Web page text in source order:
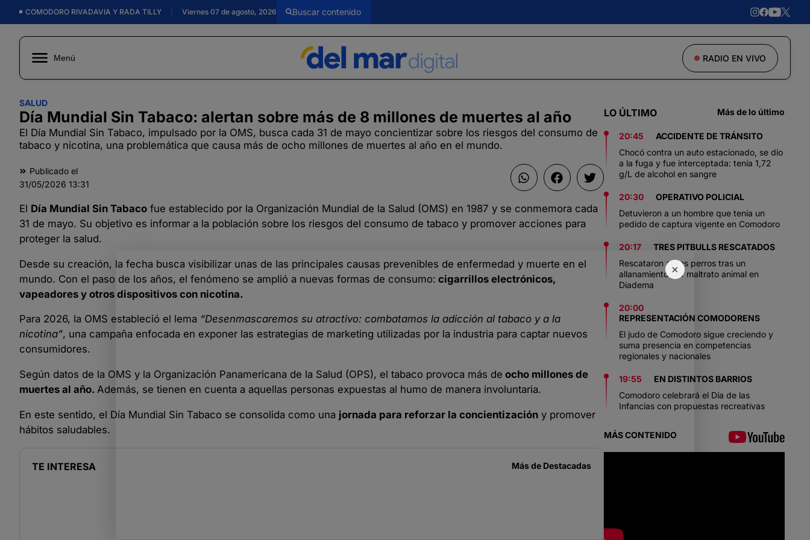
COMODORO RIVADAVIA Y RADA TILLY Viernes 07 de agosto, 2026
Menú RADIO EN VIVO
×
SALUD
Día Mundial Sin Tabaco: alertan sobre más de 8 millones de muertes al año
El Día Mundial Sin Tabaco, impulsado por la OMS, busca cada 31 de mayo concientizar sobre los riesgos del consumo de
tabaco y nicotina, una problemática que causa más de ocho millones de muertes al año en el mundo.
Publicado el
31/05/2026 13:31
El Día Mundial Sin Tabaco fue establecido por la Organización Mundial de la Salud (OMS) en 1987 y se conmemora cada
31 de mayo. Su objetivo es informar a la población sobre los riesgos del consumo de tabaco y promover acciones para
proteger la salud.
Desde su creación, la fecha busca visibilizar unas de las principales causas prevenibles de enfermedad y muerte en el
mundo. Con el paso de los años, el fenómeno se amplió a nuevas formas de consumo: cigarrillos electrónicos,
vapeadores y otros dispositivos con nicotina.
Para 2026, la OMS estableció el lema “Desenmascaremos su atractivo: combatamos la adicción al tabaco y a la
nicotina”, una campaña enfocada en exponer las estrategias de marketing utilizadas por la industria para captar nuevos
consumidores.
Según datos de la OMS y la Organización Panamericana de la Salud (OPS), el tabaco provoca más de ocho millones de
muertes al año. Además, se tienen en cuenta a aquellas personas expuestas al humo de manera involuntaria.
En este sentido, el Día Mundial Sin Tabaco se consolida como una jornada para reforzar la concientización y promover
hábitos saludables.
TE INTERESA Más de Destacadas
LO ÚLTIMO Más de lo último
20:45
ACCIDENTE DE TRÁNSITO
Chocó contra un auto estacionado, se dio
a la fuga y fue interceptada: tenía 1,72
g/L de alcohol en sangre
20:30
OPERATIVO POLICIAL
Detuvieron a un hombre que tenía un
pedido de captura vigente en Comodoro
20:17
TRES PITBULLS RESCATADOS
Rescataron a tres perros tras un
allanamiento por maltrato animal en
Diadema
20:00
REPRESENTACIÓN COMODORENS
El judo de Comodoro sigue creciendo y
suma presencia en competencias
regionales y nacionales
19:55
EN DISTINTOS BARRIOS
Comodoro celebrará el Día de las
Infancias con propuestas recreativas
MÁS CONTENIDO